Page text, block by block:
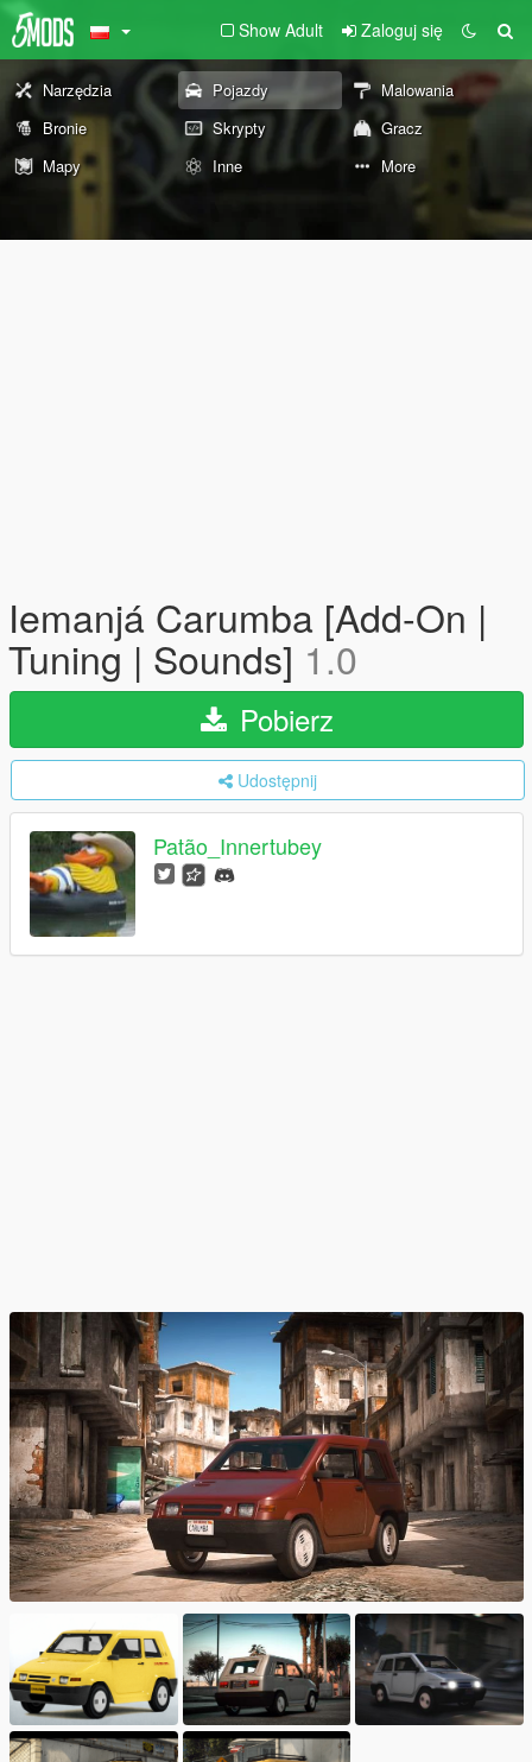
Show Adult Zaloguj się
Narzędzia Pojazdy
Malowania
Bronie
Skrypty
Gracz
Mapy
Inne More
Iemanjá Carumba [Add-On |
Tuning | Sounds] 1.0
Pobierz
Udostępnij
Patão_Innertubey